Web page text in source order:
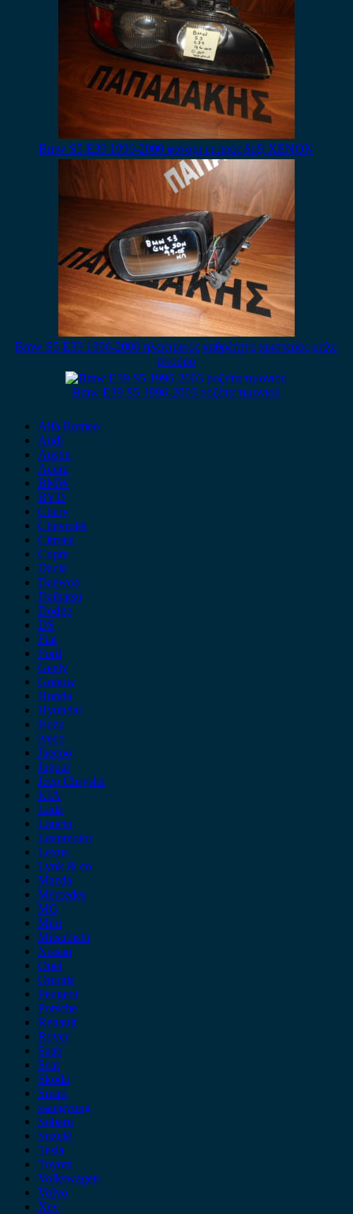
Bmw S5 E39 1996-2000 φανάρι εμπρός δεξί XENON
Bmw S5 E39 1996-2000 ηλεκτρικός καθρέπτης αριστερός μπλε
σκούρο
Bmw E39 S5 1996-2003 ροζέτα τιμονιού
Alfa Romeo
Audi
Austin
Acura
BMW
BYD
Chery
Chevrolet
Citroen
Cupra
Dacia
Daewoo
Daihatsu
Dodge
DS
Fiat
Ford
Geely
Gonow
Honda
Hyundai
Isuzu
iveco
Jaecoo
Jaguar
Jeep Chrysler
KIA
Lada
Lancia
Leapmotor
Lexus
Lynk & co
Mazda
Mercedes
MG
Mini
Mitsubishi
Nissan
Opel
Omoda
Peugeot
Porsche
Renault
Rover
Saab
Seat
Skoda
Smart
ssangyong
Subaru
Suzuki
Tesla
Toyota
Volkswagen
Volvo
Xev